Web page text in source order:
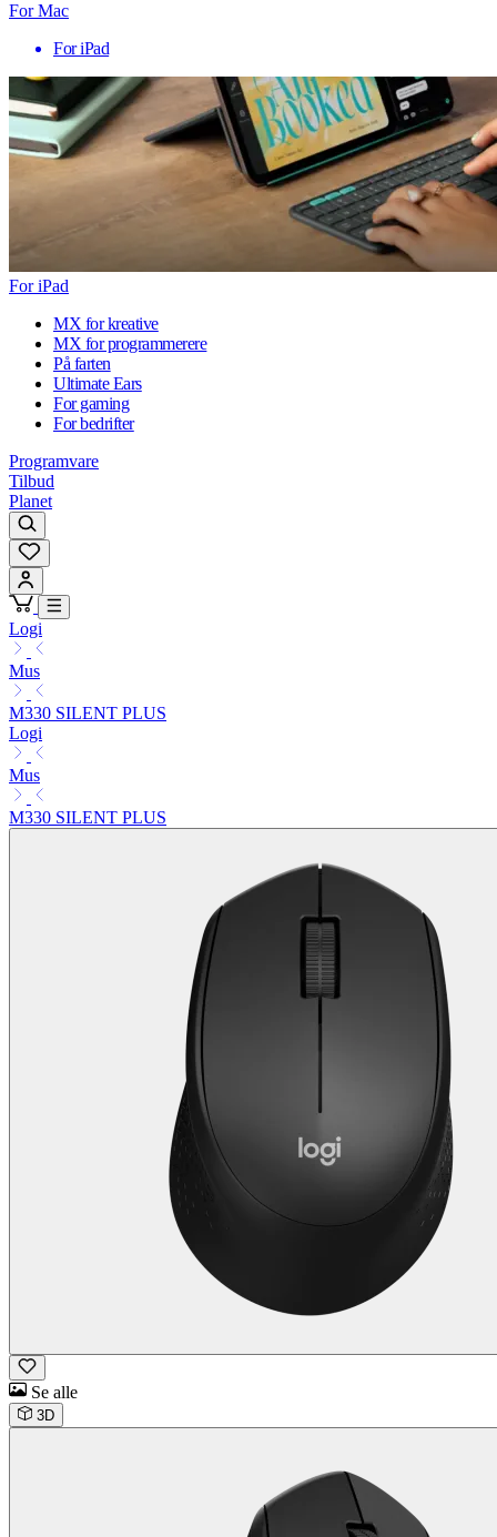
For Mac
For iPad
For iPad
MX for kreative
MX for programmerere
På farten
Ultimate Ears
For gaming
For bedrifter
Programvare
Tilbud
Planet
Logi
Mus
M330 SILENT PLUS
Logi
Mus
M330 SILENT PLUS
Se alle
3D